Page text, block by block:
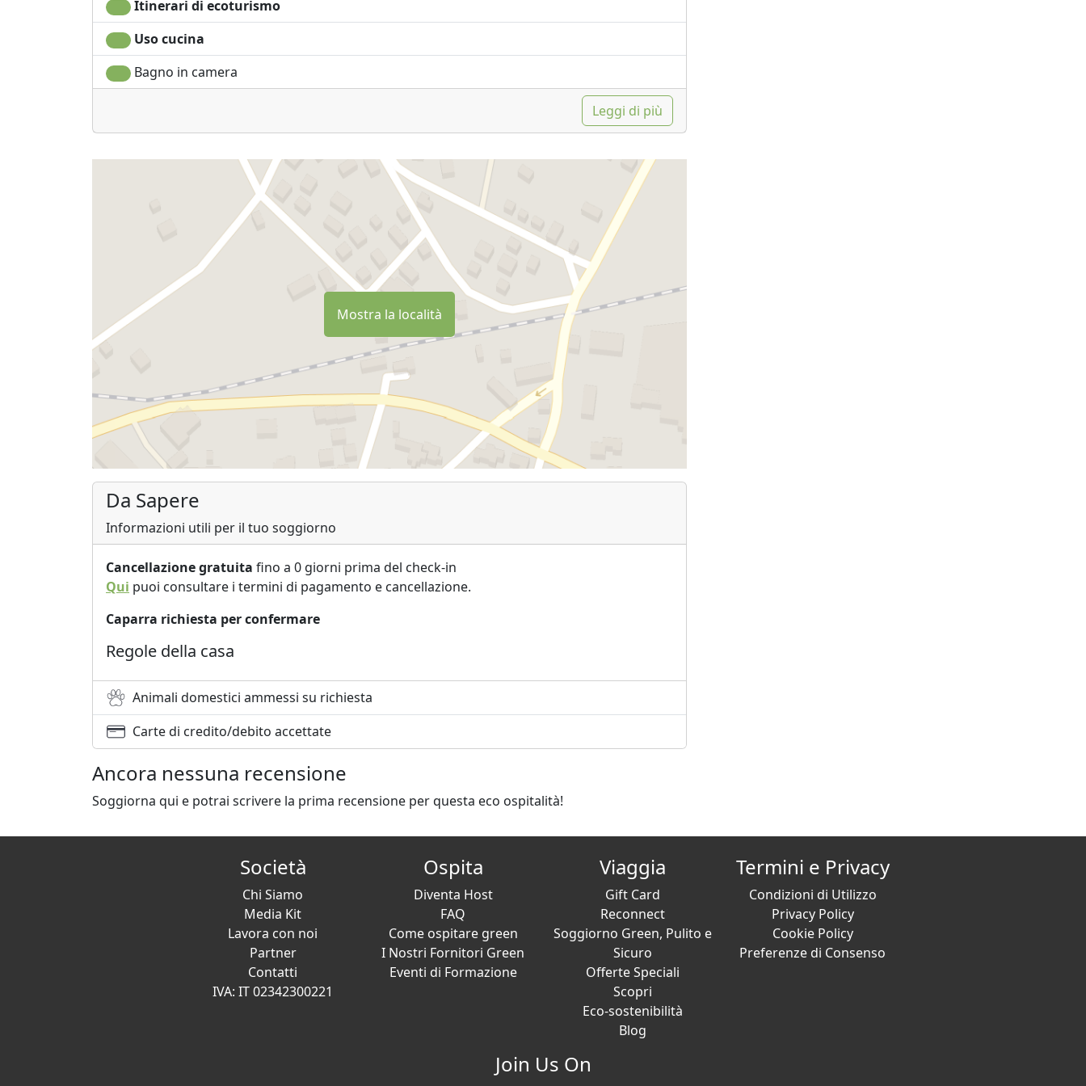
Itinerari di ecoturismo
Uso cucina
Bagno in camera
Leggi di più
Mostra la località
Da Sapere
Informazioni utili per il tuo soggiorno
Cancellazione gratuita fino a 0 giorni prima del check-in
Qui puoi consultare i termini di pagamento e cancellazione.
Caparra richiesta per confermare
Regole della casa
Animali domestici ammessi su richiesta
Carte di credito/debito accettate
Ancora nessuna recensione
Soggiorna qui e potrai scrivere la prima recensione per questa eco ospitalità!
Società
Chi Siamo
Media Kit
Lavora con noi
Partner
Contatti
IVA: IT 02342300221
Ospita
Diventa Host
FAQ
Come ospitare green
I Nostri Fornitori Green
Eventi di Formazione
Viaggia
Gift Card
Reconnect
Soggiorno Green, Pulito e
Sicuro
Offerte Speciali
Scopri
Eco-sostenibilità
Blog
Termini e Privacy
Condizioni di Utilizzo
Privacy Policy
Cookie Policy
Preferenze di Consenso
Join Us On